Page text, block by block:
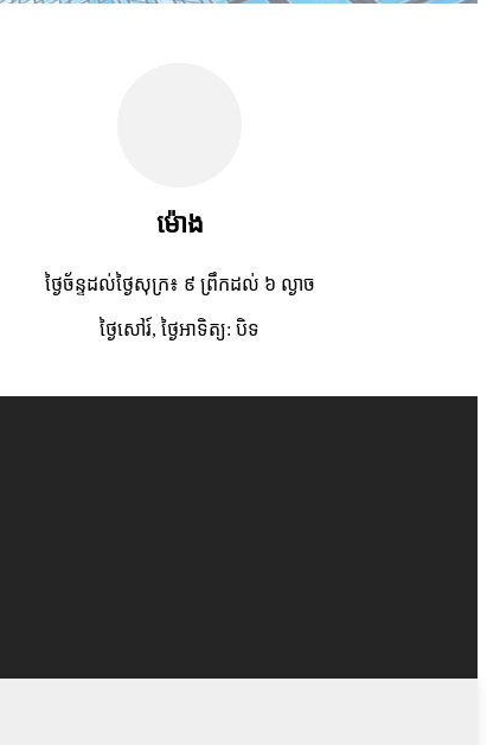
ម៉ោង
ថ្ងៃច័ន្ទដល់ថ្ងៃសុក្រ៖ ៩ ព្រឹកដល់ ៦ ល្ងាច
ថ្ងៃសៅរ៍, ថ្ងៃអាទិត្យ: បិទ